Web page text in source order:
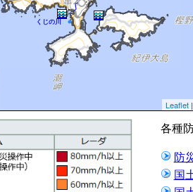
くじの川
Leaflet|
各種
防
国